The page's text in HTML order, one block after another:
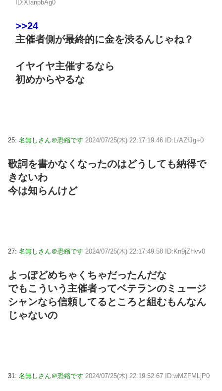
ID:XIanpbAg0
>>24
主催者側が最終的に金を渋るんじゃね？
イヤイヤ主催するなら
初めからやるな
25: 名無しさん＠恐縮です 2024/07/25(木) 22:17:19.46 ID:L/AZfJg+0
歌詞を書かなくなったのはどうしても納得で
きないわ
今は知らんけど
27: 名無しさん＠恐縮です 2024/07/25(木) 22:17:49.58 ID:Kn9jZHvv0
よっぽどめちゃくちゃだったんだな
でもこういう主催者ってベテランのミュージ
シャンなら信頼してるところと組むもんなん
じゃないの
31: 名無しさん＠恐縮です 2024/07/25(木) 22:19:52.67 ID:wMZFMLjP0